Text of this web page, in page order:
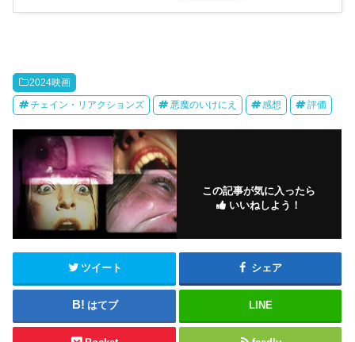
2024映画
チェイン・リアクションズ 悪魔のいけにえ 感想 評価
この記事が気に入ったら
いいねしよう！
ツイート シェア
はてブ LINE